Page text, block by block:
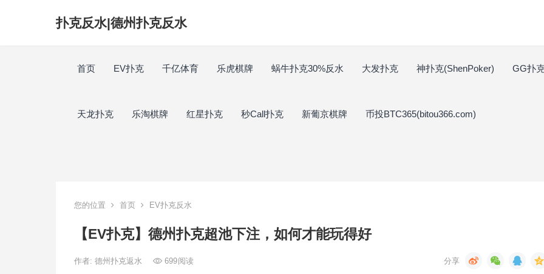
扑克反水|德州扑克反水
首页 EV扑克 千亿体育 乐虎棋牌 蜗牛扑克30%反水 大发扑克 神扑克(ShenPoker) GG扑
天龙扑克 乐淘棋牌 红星扑克 秒Call扑克 新葡京棋牌 币投BTC365(bitou366.com)
您的位置 首页 EV扑克反水
【EV扑克】德州扑克超池下注，如何才能玩得好
作者: 德州扑克返水 699阅读